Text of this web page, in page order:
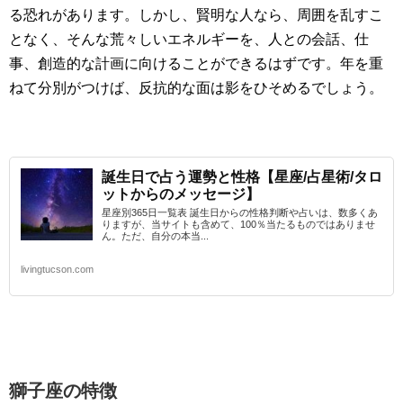
る恐れがあります。しかし、賢明な人なら、周囲を乱すこ
となく、そんな荒々しいエネルギーを、人との会話、仕
事、創造的な計画に向けることができるはずです。年を重
ねて分別がつけば、反抗的な面は影をひそめるでしょう。
誕生日で占う運勢と性格【星座/占星術/タロ
ットからのメッセージ】
星座別365日一覧表 誕生日からの性格判断や占いは、数多くあ
りますが、当サイトも含めて、100％当たるものではありませ
ん。ただ、自分の本当...
livingtucson.com
獅子座の特徴